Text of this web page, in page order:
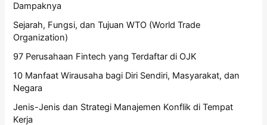
Dampaknya
Sejarah, Fungsi, dan Tujuan WTO (World Trade
Organization)
97 Perusahaan Fintech yang Terdaftar di OJK
10 Manfaat Wirausaha bagi Diri Sendiri, Masyarakat, dan
Negara
Jenis-Jenis dan Strategi Manajemen Konflik di Tempat
Kerja